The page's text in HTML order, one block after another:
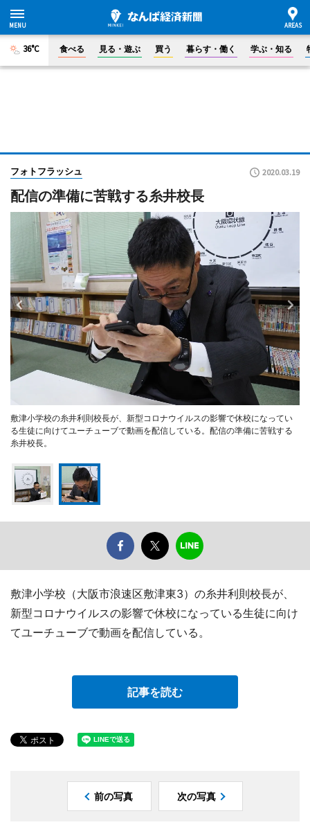
36°C 食べる 見る・遊ぶ 買う 暮らす・働く 学ぶ・知る
フォトフラッシュ 2020.03.19
配信の準備に苦戦する糸井校長
敷津小学校の糸井利則校長が、新型コロナウイルスの影響で休校になってい
る生徒に向けてユーチューブで動画を配信している。配信の準備に苦戦する
糸井校長。
敷津小学校（大阪市浪速区敷津東3）の糸井利則校長が、
新型コロナウイルスの影響で休校になっている生徒に向け
てユーチューブで動画を配信している。
記事を読む
前の写真 次の写真